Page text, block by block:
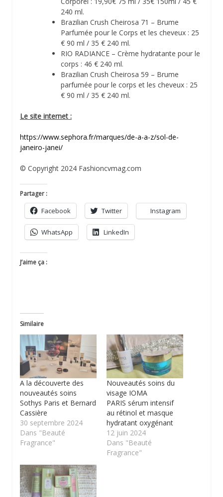
240 ml.
Brazilian Crush Cheirosa 71 – Brume
Parfumée pour le Corps et les cheveux : 25
€ 90 ml / 35 € 240 ml.
RIO RADIANCE – Crème hydratante pour le
corps : 46 € 240 ml.
Brazilian Crush Cheirosa 59 – Brume
parfumée pour le corps et les cheveux : 25
€ 90 ml / 35 € 240 ml.
Le site internet :
https://www.sephora.fr/marques/de-a-a-z/sol-de-
janeiro-janei/
© Copyright 2024 Fashioncvmag.com
Partager :
Facebook Twitter Instagram
WhatsApp LinkedIn
J’aime ça :
Similaire
A la découverte des
nouveautés soins
Sothys Paris et Bernard
Cassière
30 septembre 2024
Dans "Beauté
Fragrance"
Nouveautés soins du
visage IOMA
PARIS sérum intensif
au rétinol et masque
hydratant oxygénant
12 juin 2024
Dans "Beauté
Fragrance"